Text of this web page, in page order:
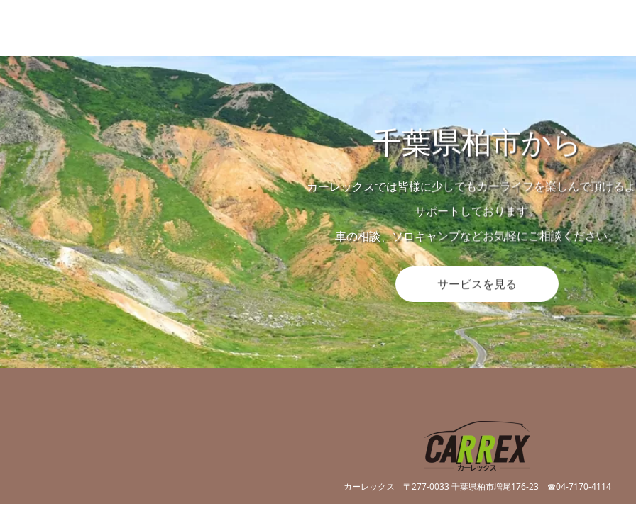
千葉県柏市から
カーレックスでは皆様に少しでもカーライフを楽しんで頂ける
サポートしております。
車の相談、ソロキャンプなどお気軽にご相談ください。
サービスを見る
カーレックス 〒277-0033 千葉県柏市増尾176-23 ☎04-7170-4114